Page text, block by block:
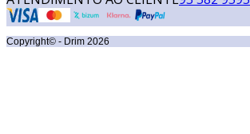
Copyright© - Drim 2026